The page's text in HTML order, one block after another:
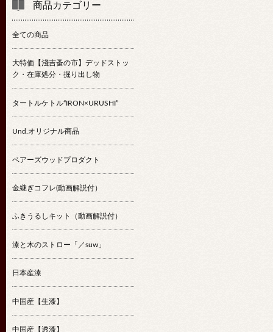
商品カテゴリー
全ての商品
大特価【淺吉蚤の市】デッドストッ
ク・在庫処分・掘り出し物
タートルケトル“IRON×URUSHI”
Und.オリジナル商品
ベアーズウッドプロダクト
金継ぎコフレ(動画解説付）
ふきうるしキット（動画解説付）
漆と木のストロー「／suw」
日本産漆
中国産【生漆】
中国産【透漆】